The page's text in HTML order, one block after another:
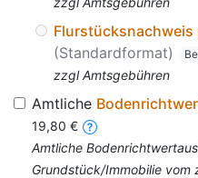
Flurstücksnachweis
(Standardformat)
zzgl Amtsgebühren
Amtliche
19,80 €
Amtliche
Grundstück/Immobilie vom